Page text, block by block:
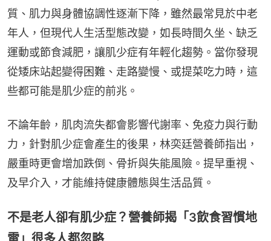
質、肌力與身體協調性逐漸下降，雖然最常見於中老
年人，但現代人生活型態改變，如長時間久坐、缺乏
運動或節食減肥，讓肌少症有年輕化趨勢。當你發現
從矮床站起變得困難、走路變慢、或提菜吃力時，這
些都可能是肌少症的前兆。
不論年齡，肌肉流失都會影響代謝率、免疫力與行動
力，針對肌少症會產生的後果，林奕廷營養師指出，
嚴重時更會增加跌倒、骨折與失能風險。提早重視、
及早介入，才能維持健康體態與生活品質。
不是老人卻有肌少症？營養師揭「3飲食習慣地